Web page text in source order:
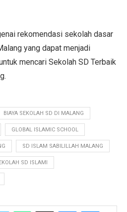
rekomendasi sekolah dasar
yang dapat menjadi
mencari Sekolah SD Terbaik
BIAYA SEKOLAH SD DI MALANG
GLOBAL ISLAMIC SCHOOL
SD ISLAM SABILILLAH MALANG
SD ISLAMI